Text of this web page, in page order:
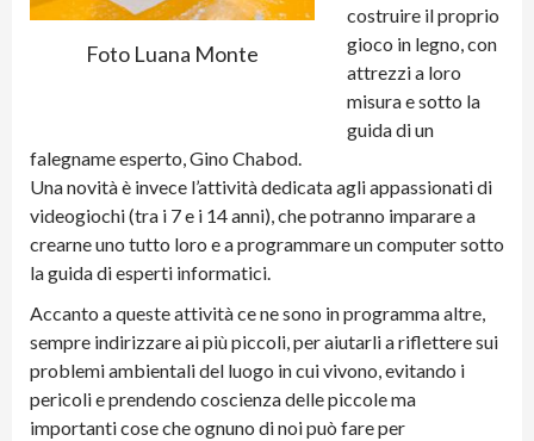
Foto Luana Monte
costruire il proprio
gioco in legno, con
attrezzi a loro
misura e sotto la
guida di un
falegname esperto, Gino Chabod.
Una novità è invece l’attività dedicata agli appassionati di
videogiochi (tra i 7 e i 14 anni), che potranno imparare a
crearne uno tutto loro e a programmare un computer sotto
la guida di esperti informatici.
Accanto a queste attività ce ne sono in programma altre,
sempre indirizzare ai più piccoli, per aiutarli a riflettere sui
problemi ambientali del luogo in cui vivono, evitando i
pericoli e prendendo coscienza delle piccole ma
importanti cose che ognuno di noi può fare per